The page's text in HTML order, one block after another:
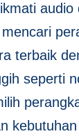
audio
terbaik
seperti
kebutuhan